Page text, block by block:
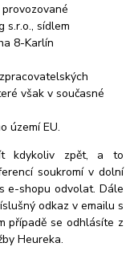
s.r.o., sídlem
8-Karlín
však v současné
území EU.
kdykoliv zpět, a to
soukromí v dolní
e-shopu odvolat. Dále
odkaz v emailu s
případě se odhlásíte z
Heureka.